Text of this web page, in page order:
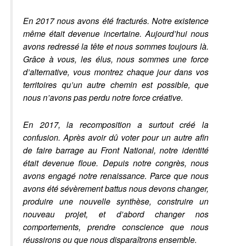
En 2017 nous avons été fracturés. Notre existence
même était devenue incertaine. Aujourd’hui nous
avons redressé la tête et nous sommes toujours là.
Grâce à vous, les élus, nous sommes une force
d’alternative, vous montrez chaque jour dans vos
territoires qu’un autre chemin est possible, que
nous n’avons pas perdu notre force créative.
En 2017, la recomposition a surtout créé la
confusion. Après avoir dû voter pour un autre afin
de faire barrage au Front National, notre identité
était devenue floue. Depuis notre congrès, nous
avons engagé notre renaissance. Parce que nous
avons été sévèrement battus nous devons changer,
produire une nouvelle synthèse, construire un
nouveau projet, et d’abord changer nos
comportements, prendre conscience que nous
réussirons ou que nous disparaîtrons ensemble.